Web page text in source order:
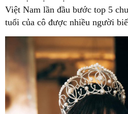
Việt Nam lần đầu bước top 5
tuổi của cô được nhiều người